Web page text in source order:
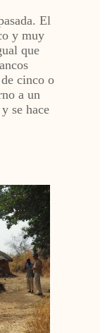
El
y muy
que
cinco o
a un
se hace